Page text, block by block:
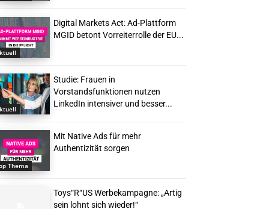
Digital Markets Act: Ad-Plattform
MGID betont Vorreiterrolle der EU...
Studie: Frauen in
Vorstandsfunktionen nutzen
LinkedIn intensiver und besser...
Thema
Mit Native Ads für mehr
Authentizität sorgen
Toys“R“US Werbekampagne: „Artig
sein lohnt sich wieder!“